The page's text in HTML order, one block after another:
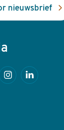
nieuwsbrief
InstagramLinkedin